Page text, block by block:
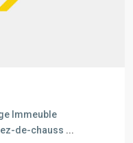
Immeuble
de-chauss ...